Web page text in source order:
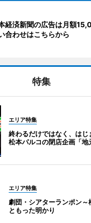
経済新聞の広告は月額
合わせはこちらから
特集
エリア特集
終わるだけではなく、はじ
松本パルコの閉店企画「地
エリア特集
劇団・シアターランポン～
ともった明かり